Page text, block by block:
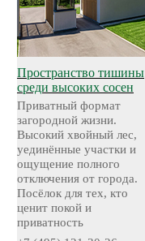
Пространство тишины
среди высоких сосен
Приватный формат
загородной жизни.
Высокий хвойный лес,
уединённые участки и
ощущение полного
отключения от города.
Посёлок для тех, кто
ценит покой и
приватность